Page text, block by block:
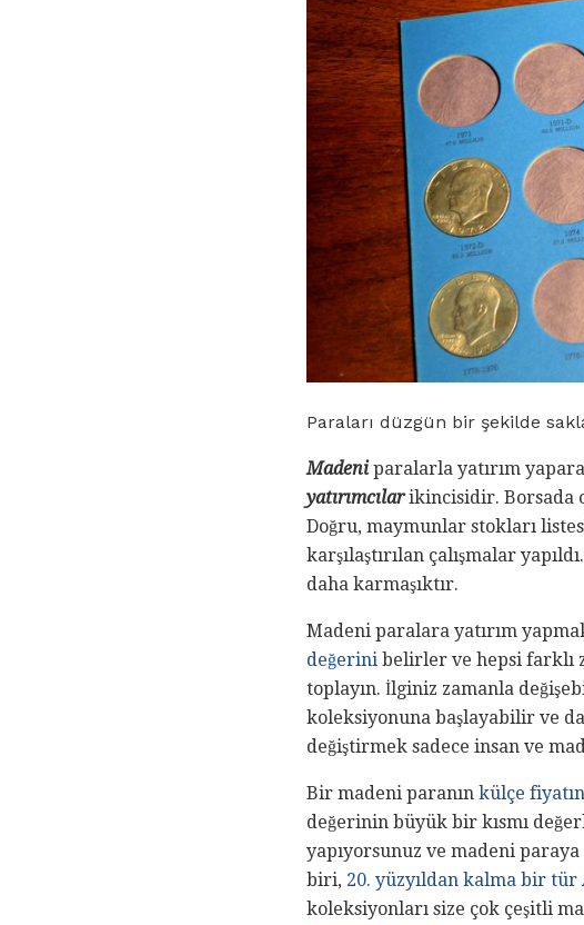
Paraları düzgün bir şekilde
Madeniparalarla yatırım
yatırımcılarikincisidir. Borsada
Doğru, maymunlar stokları
karşılaştırılan çalışmalar
daha karmaşıktır.
Madeni paralara yatırım
değerini belirler ve hepsi farklı
toplayın. İlginiz zamanla
koleksiyonuna başlayabilir ve
değiştirmek sadece insan ve
Bir madeni paranın külçe
değerinin büyük bir kısmı
yapıyorsunuz ve madeni
biri, 20. yüzyıldan kalma bir
koleksiyonları size çok çeşitli